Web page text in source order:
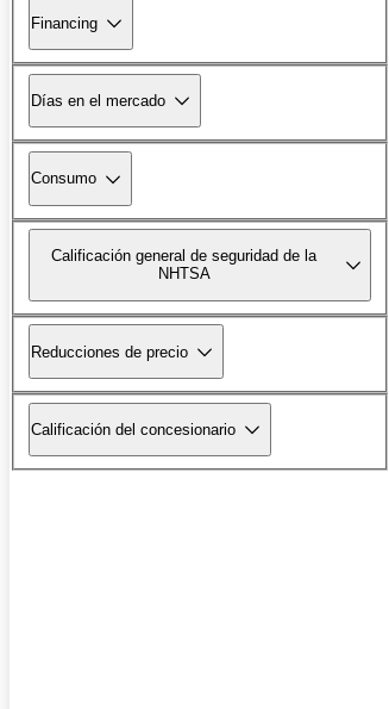
Financing
Días en el mercado
Consumo
Calificación general de seguridad de la
NHTSA
Reducciones de precio
Calificación del concesionario